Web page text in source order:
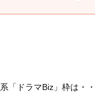
「ドラマBiz」枠は・・